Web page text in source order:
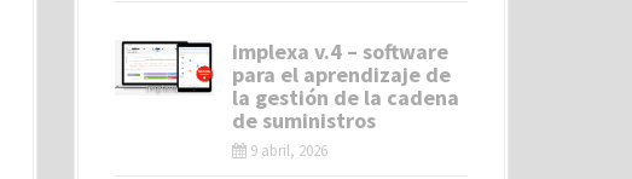
implexa v.4 – software
para el aprendizaje de
la gestión de la cadena
de suministros
9 abril, 2026